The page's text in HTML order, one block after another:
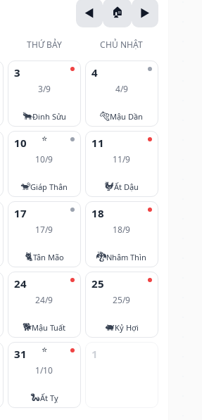
THỨ BẢY CHỦ NHẬT
3
3/9
🐂Đinh Sửu
4
4/9
🐅Mậu Dần
⭐
10
10/9
🐒Giáp Thân
11
11/9
🐓Ất Dậu
17
17/9
🐈Tân Mão
18
18/9
🐉Nhâm Thìn
24
24/9
🐕Mậu Tuất
25
25/9
🐖Kỷ Hợi
⭐
31
1/10
🐍Ất Tỵ
1